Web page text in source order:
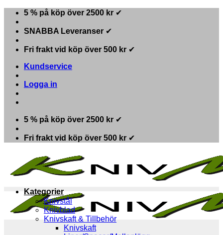
Skip
content
5 % på köp över 2500 kr ✔
SNABBA Leveranser ✔
Fri frakt vid köp över 500 kr ✔
Kundservice
Logga in
5 % på köp över 2500 kr ✔
Fri frakt vid köp över 500 kr ✔
Kategorier
Knivstål
Knivblad
Knivskaft & Tillbehör
Knivskaft